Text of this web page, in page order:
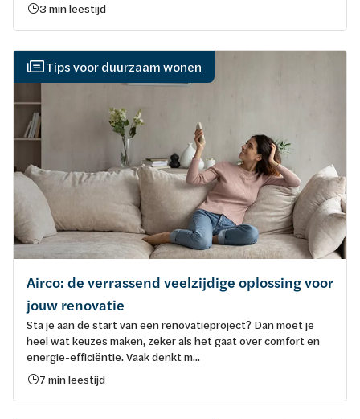
3 min leestijd
Tips voor duurzaam wonen
Airco: de verrassend veelzijdige oplossing voor
jouw renovatie
Sta je aan de start van een renovatieproject? Dan moet je
heel wat keuzes maken, zeker als het gaat over comfort en
energie-efficiëntie. Vaak denkt m...
7 min leestijd